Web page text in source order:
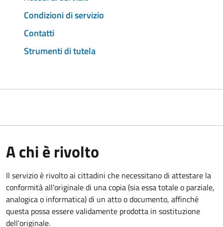
Condizioni di servizio
Contatti
Strumenti di tutela
A chi è rivolto
Il servizio è rivolto ai cittadini che necessitano di attestare la
conformità all'originale di una copia (sia essa totale o parziale,
analogica o informatica) di un atto o documento, affinché
questa possa essere validamente prodotta in sostituzione
dell'originale.